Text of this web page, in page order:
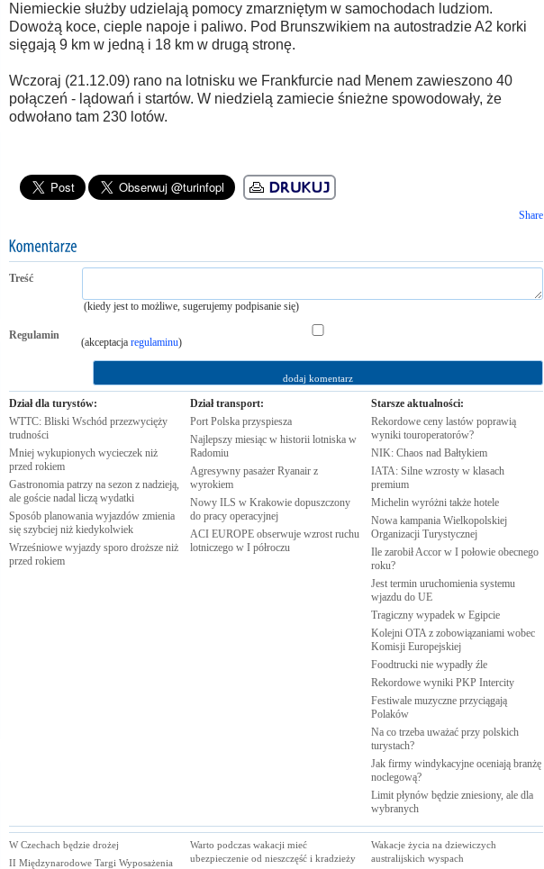
Niemieckie służby udzielają pomocy zmarzniętym w samochodach ludziom.
Dowożą koce, cieple napoje i paliwo. Pod Brunszwikiem na autostradzie A2 korki
sięgają 9 km w jedną i 18 km w drugą stronę.
Wczoraj (21.12.09) rano na lotnisku we Frankfurcie nad Menem zawieszono 40
połączeń - lądowań i startów. W niedzielą zamiecie śnieżne spowodowały, że
odwołano tam 230 lotów.
Share
Treść
(kiedy jest to możliwe, sugerujemy podpisanie się)
Regulamin
(akceptacja regulaminu)
Dział dla turystów:
WTTC: Bliski Wschód przezwycięży
trudności
Mniej wykupionych wycieczek niż
przed rokiem
Gastronomia patrzy na sezon z nadzieją,
ale goście nadal liczą wydatki
Sposób planowania wyjazdów zmienia
się szybciej niż kiedykolwiek
Wrześniowe wyjazdy sporo droższe niż
przed rokiem
Dział transport:
Port Polska przyspiesza
Najlepszy miesiąc w historii lotniska w
Radomiu
Agresywny pasażer Ryanair z
wyrokiem
Nowy ILS w Krakowie dopuszczony
do pracy operacyjnej
ACI EUROPE obserwuje wzrost ruchu
lotniczego w I półroczu
Starsze aktualności:
Rekordowe ceny lastów poprawią
wyniki touroperatorów?
NIK: Chaos nad Bałtykiem
IATA: Silne wzrosty w klasach
premium
Michelin wyróżni także hotele
Nowa kampania Wielkopolskiej
Organizacji Turystycznej
Ile zarobił Accor w I połowie obecnego
roku?
Jest termin uruchomienia systemu
wjazdu do UE
Tragiczny wypadek w Egipcie
Kolejni OTA z zobowiązaniami wobec
Komisji Europejskiej
Foodtrucki nie wypadły źle
Rekordowe wyniki PKP Intercity
Festiwale muzyczne przyciągają
Polaków
Na co trzeba uważać przy polskich
turystach?
Jak firmy windykacyjne oceniają branżę
noclegową?
Limit płynów będzie zniesiony, ale dla
wybranych
W Czechach będzie drożej
II Międzynarodowe Targi Wyposażenia
Warto podczas wakacji mieć
ubezpieczenie od nieszczęść i kradzieży
Wakacje życia na dziewiczych
australijskich wyspach